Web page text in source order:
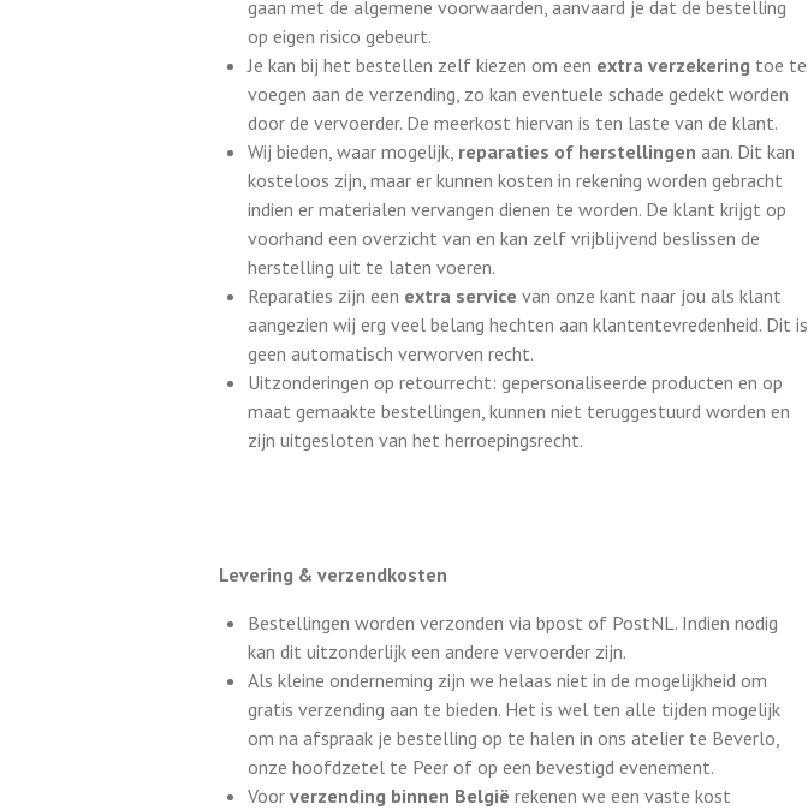
gaan met de algemene voorwaarden, aanvaard je dat de bestelling
op eigen risico gebeurt.
Je kan bij het bestellen zelf kiezen om een extra verzekering toe te
voegen aan de verzending, zo kan eventuele schade gedekt worden
door de vervoerder. De meerkost hiervan is ten laste van de klant.
Wij bieden, waar mogelijk, reparaties of herstellingen aan. Dit kan
kosteloos zijn, maar er kunnen kosten in rekening worden gebracht
indien er materialen vervangen dienen te worden. De klant krijgt op
voorhand een overzicht van en kan zelf vrijblijvend beslissen de
herstelling uit te laten voeren.
Reparaties zijn een extra service van onze kant naar jou als klant
aangezien wij erg veel belang hechten aan klantentevredenheid. Dit is
geen automatisch verworven recht.
Uitzonderingen op retourrecht: gepersonaliseerde producten en op
maat gemaakte bestellingen, kunnen niet teruggestuurd worden en
zijn uitgesloten van het herroepingsrecht.
Levering & verzendkosten
Bestellingen worden verzonden via bpost of PostNL. Indien nodig
kan dit uitzonderlijk een andere vervoerder zijn.
Als kleine onderneming zijn we helaas niet in de mogelijkheid om
gratis verzending aan te bieden. Het is wel ten alle tijden mogelijk
om na afspraak je bestelling op te halen in ons atelier te Beverlo,
onze hoofdzetel te Peer of op een bevestigd evenement.
Voor verzending binnen België rekenen we een vaste kost